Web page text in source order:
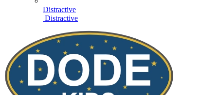
Distractive
Distractive